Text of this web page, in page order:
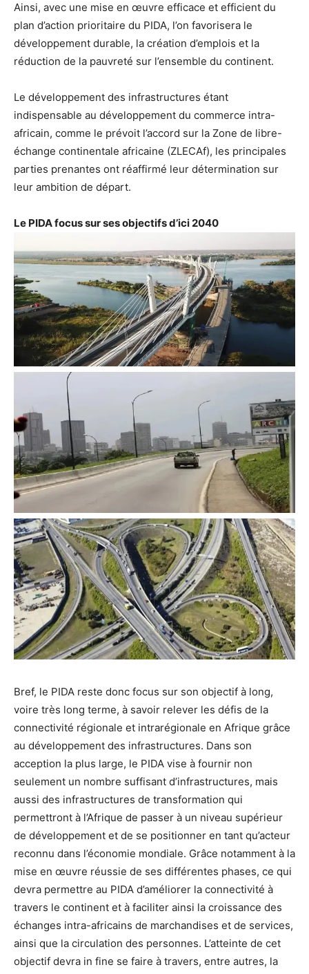
Ainsi, avec une mise en œuvre efficace et efficient du
plan d’action prioritaire du PIDA, l’on favorisera le
développement durable, la création d’emplois et la
réduction de la pauvreté sur l’ensemble du continent.
Le développement des infrastructures étant
indispensable au développement du commerce intra-
africain, comme le prévoit l’accord sur la Zone de libre-
échange continentale africaine (ZLECAf), les principales
parties prenantes ont réaffirmé leur détermination sur
leur ambition de départ.
Le PIDA focus sur ses objectifs d’ici 2040
Bref, le PIDA reste donc focus sur son objectif à long,
voire très long terme, à savoir relever les défis de la
connectivité régionale et intrarégionale en Afrique grâce
au développement des infrastructures. Dans son
acception la plus large, le PIDA vise à fournir non
seulement un nombre suffisant d’infrastructures, mais
aussi des infrastructures de transformation qui
permettront à l’Afrique de passer à un niveau supérieur
de développement et de se positionner en tant qu’acteur
reconnu dans l’économie mondiale. Grâce notamment à la
mise en œuvre réussie de ses différentes phases, ce qui
devra permettre au PIDA d’améliorer la connectivité à
travers le continent et à faciliter ainsi la croissance des
échanges intra-africains de marchandises et de services,
ainsi que la circulation des personnes. L’atteinte de cet
objectif devra in fine se faire à travers, entre autres, la